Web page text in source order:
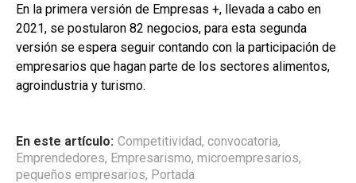
En la primera versión de Empresas +, llevada a cabo en
2021, se postularon 82 negocios, para esta segunda
versión se espera seguir contando con la participación de
empresarios que hagan parte de los sectores alimentos,
agroindustria y turismo.
En este artículo: Competitividad, convocatoria,
Emprendedores, Empresarismo, microempresarios,
pequeños empresarios, Portada